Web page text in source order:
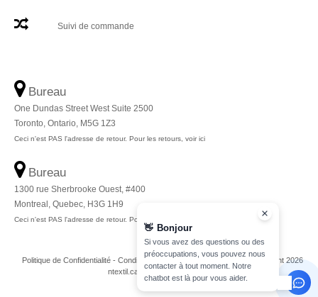
Suivi de commande
Bureau
One Dundas Street West Suite 2500
Toronto, Ontario, M5G 1Z3
Ceci n'est PAS l'adresse de retour. Pour les retours, voir ici
Bureau
1300 rue Sherbrooke Ouest, #400
Montreal, Quebec, H3G 1H9
Ceci n'est PAS l'adresse de retour. Pour les retours, voir ici
Politique de Confidentialité - Conditions Générales - Plan du Site
Copyright 2026
ntextil.ca - Tous droits réservés
👋 Bonjour
Si vous avez des questions ou des
préoccupations, vous pouvez nous
contacter à tout moment. Notre
chatbot est là pour vous aider.